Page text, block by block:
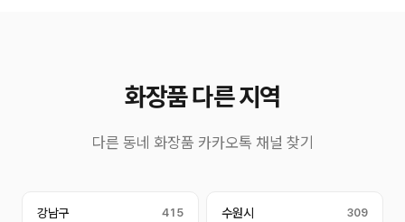
화장품 다른 지역
다른 동네 화장품 카카오톡 채널 찾기
강남구 415 수원시 309